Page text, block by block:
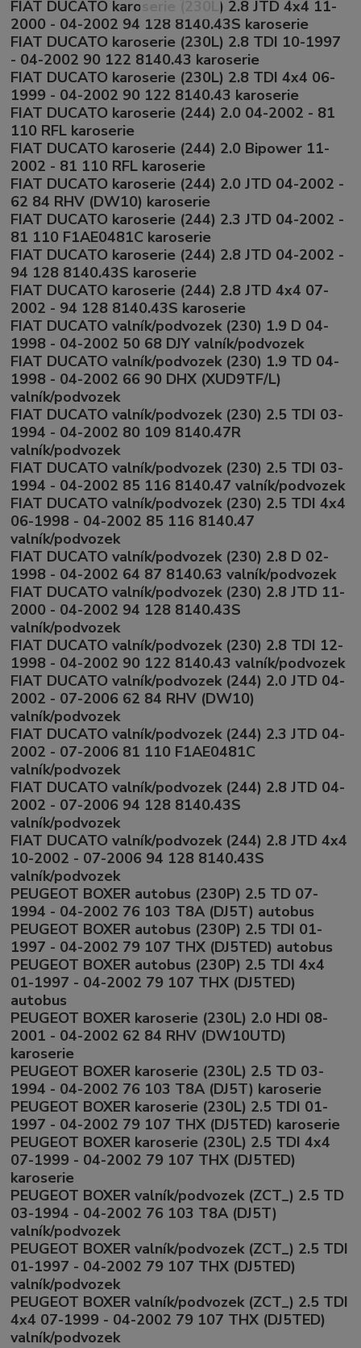
FIAT DUCATO karoserie (230L) 2.8 JTD 4x4 11-
2000 - 04-2002 94 128 8140.43S karoserie
FIAT DUCATO karoserie (230L) 2.8 TDI 10-1997
- 04-2002 90 122 8140.43 karoserie
FIAT DUCATO karoserie (230L) 2.8 TDI 4x4 06-
1999 - 04-2002 90 122 8140.43 karoserie
FIAT DUCATO karoserie (244) 2.0 04-2002 - 81
110 RFL karoserie
FIAT DUCATO karoserie (244) 2.0 Bipower 11-
2002 - 81 110 RFL karoserie
FIAT DUCATO karoserie (244) 2.0 JTD 04-2002 -
62 84 RHV (DW10) karoserie
FIAT DUCATO karoserie (244) 2.3 JTD 04-2002 -
81 110 F1AE0481C karoserie
FIAT DUCATO karoserie (244) 2.8 JTD 04-2002 -
94 128 8140.43S karoserie
FIAT DUCATO karoserie (244) 2.8 JTD 4x4 07-
2002 - 94 128 8140.43S karoserie
FIAT DUCATO valník/podvozek (230) 1.9 D 04-
1998 - 04-2002 50 68 DJY valník/podvozek
FIAT DUCATO valník/podvozek (230) 1.9 TD 04-
1998 - 04-2002 66 90 DHX (XUD9TF/L)
valník/podvozek
FIAT DUCATO valník/podvozek (230) 2.5 TDI 03-
1994 - 04-2002 80 109 8140.47R
valník/podvozek
FIAT DUCATO valník/podvozek (230) 2.5 TDI 03-
1994 - 04-2002 85 116 8140.47 valník/podvozek
FIAT DUCATO valník/podvozek (230) 2.5 TDI 4x4
06-1998 - 04-2002 85 116 8140.47
valník/podvozek
FIAT DUCATO valník/podvozek (230) 2.8 D 02-
1998 - 04-2002 64 87 8140.63 valník/podvozek
FIAT DUCATO valník/podvozek (230) 2.8 JTD 11-
2000 - 04-2002 94 128 8140.43S
valník/podvozek
FIAT DUCATO valník/podvozek (230) 2.8 TDI 12-
1998 - 04-2002 90 122 8140.43 valník/podvozek
FIAT DUCATO valník/podvozek (244) 2.0 JTD 04-
2002 - 07-2006 62 84 RHV (DW10)
valník/podvozek
FIAT DUCATO valník/podvozek (244) 2.3 JTD 04-
2002 - 07-2006 81 110 F1AE0481C
valník/podvozek
FIAT DUCATO valník/podvozek (244) 2.8 JTD 04-
2002 - 07-2006 94 128 8140.43S
valník/podvozek
FIAT DUCATO valník/podvozek (244) 2.8 JTD 4x4
10-2002 - 07-2006 94 128 8140.43S
valník/podvozek
PEUGEOT BOXER autobus (230P) 2.5 TD 07-
1994 - 04-2002 76 103 T8A (DJ5T) autobus
PEUGEOT BOXER autobus (230P) 2.5 TDI 01-
1997 - 04-2002 79 107 THX (DJ5TED) autobus
PEUGEOT BOXER autobus (230P) 2.5 TDI 4x4
01-1997 - 04-2002 79 107 THX (DJ5TED)
autobus
PEUGEOT BOXER karoserie (230L) 2.0 HDI 08-
2001 - 04-2002 62 84 RHV (DW10UTD)
karoserie
PEUGEOT BOXER karoserie (230L) 2.5 TD 03-
1994 - 04-2002 76 103 T8A (DJ5T) karoserie
PEUGEOT BOXER karoserie (230L) 2.5 TDI 01-
1997 - 04-2002 79 107 THX (DJ5TED) karoserie
PEUGEOT BOXER karoserie (230L) 2.5 TDI 4x4
07-1999 - 04-2002 79 107 THX (DJ5TED)
karoserie
PEUGEOT BOXER valník/podvozek (ZCT_) 2.5 TD
03-1994 - 04-2002 76 103 T8A (DJ5T)
valník/podvozek
PEUGEOT BOXER valník/podvozek (ZCT_) 2.5 TDI
01-1997 - 04-2002 79 107 THX (DJ5TED)
valník/podvozek
PEUGEOT BOXER valník/podvozek (ZCT_) 2.5 TDI
4x4 07-1999 - 04-2002 79 107 THX (DJ5TED)
valník/podvozek